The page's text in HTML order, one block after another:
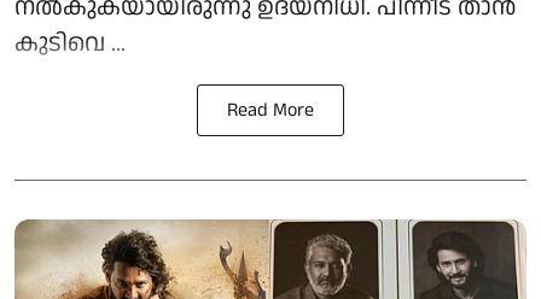
നൽകുകയായിരുന്നു ഉദയനിധി. പിന്നീട് താൻ
കുടിവെ ...
Read More